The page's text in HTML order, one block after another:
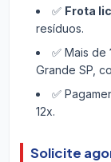
✅ Frota
resíduos.
✅ Mais de
Grande SP,
✅
12x.
Solicite